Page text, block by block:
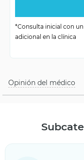
Edad para el
tratamiento
*Consulta inicial con
adicional en la clínica
Opinión del médico